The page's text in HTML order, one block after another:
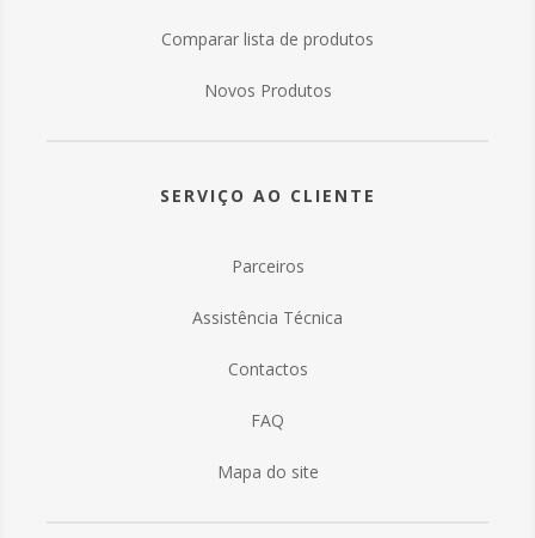
Comparar lista de produtos
Novos Produtos
SERVIÇO AO CLIENTE
Parceiros
Assistência Técnica
Contactos
FAQ
Mapa do site